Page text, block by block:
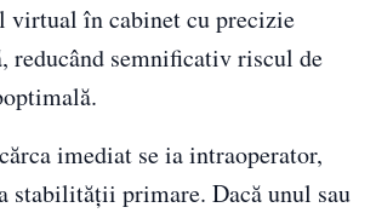
virtual în cabinet cu precizie
reducând semnificativ riscul de
imediat se ia intraoperator,
stabilității primare. Dacă unul sau